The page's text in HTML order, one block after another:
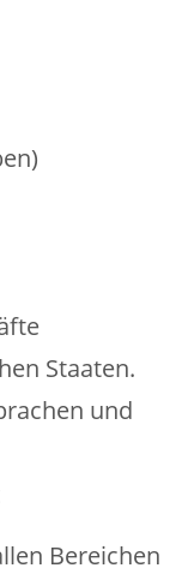
Staaten.
und
Bereichen